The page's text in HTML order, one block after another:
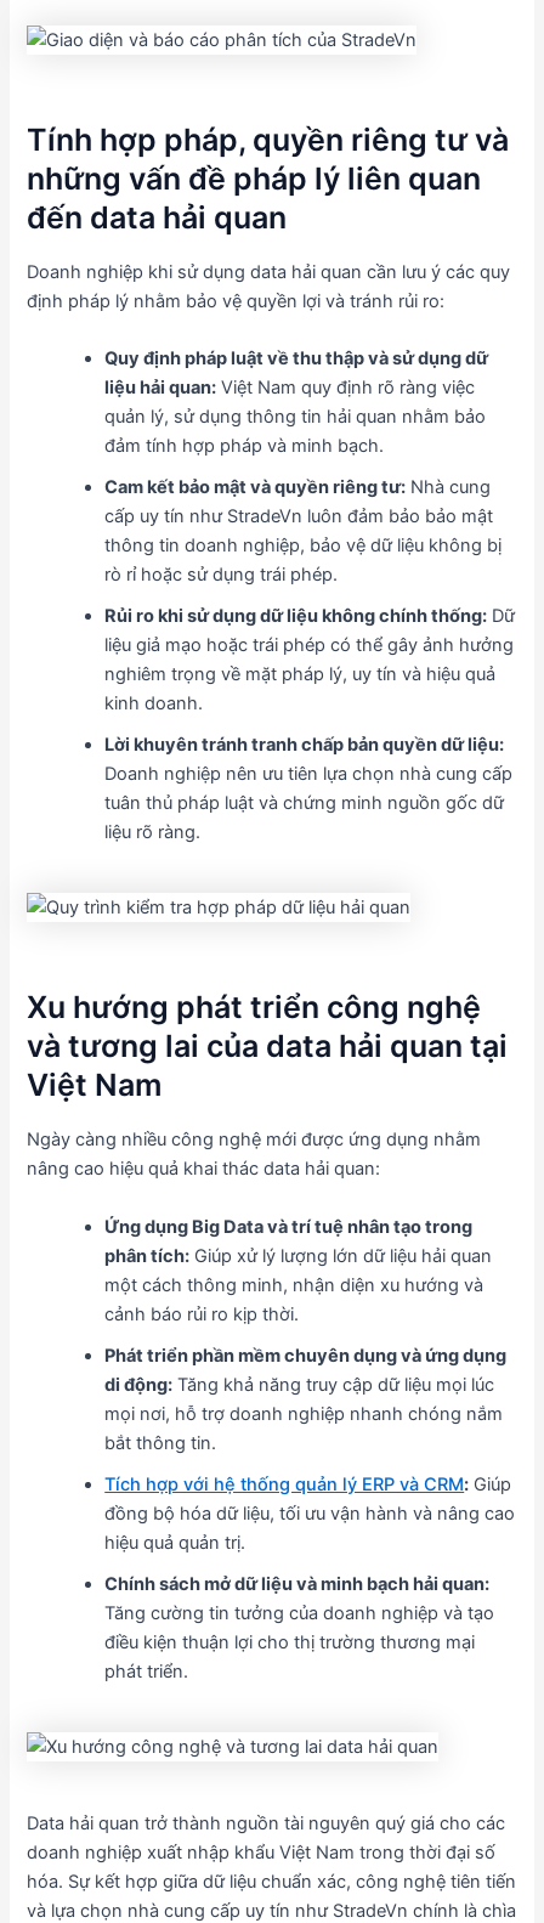
Tính hợp pháp, quyền riêng tư và
những vấn đề pháp lý liên quan
đến data hải quan
Doanh nghiệp khi sử dụng data hải quan cần lưu ý các quy
định pháp lý nhằm bảo vệ quyền lợi và tránh rủi ro:
Quy định pháp luật về thu thập và sử dụng dữ
liệu hải quan: Việt Nam quy định rõ ràng việc
quản lý, sử dụng thông tin hải quan nhằm bảo
đảm tính hợp pháp và minh bạch.
Cam kết bảo mật và quyền riêng tư: Nhà cung
cấp uy tín như StradeVn luôn đảm bảo bảo mật
thông tin doanh nghiệp, bảo vệ dữ liệu không bị
rò rỉ hoặc sử dụng trái phép.
Rủi ro khi sử dụng dữ liệu không chính thống: Dữ
liệu giả mạo hoặc trái phép có thể gây ảnh hưởng
nghiêm trọng về mặt pháp lý, uy tín và hiệu quả
kinh doanh.
Lời khuyên tránh tranh chấp bản quyền dữ liệu:
Doanh nghiệp nên ưu tiên lựa chọn nhà cung cấp
tuân thủ pháp luật và chứng minh nguồn gốc dữ
liệu rõ ràng.
Xu hướng phát triển công nghệ
và tương lai của data hải quan tại
Việt Nam
Ngày càng nhiều công nghệ mới được ứng dụng nhằm
nâng cao hiệu quả khai thác data hải quan:
Ứng dụng Big Data và trí tuệ nhân tạo trong
phân tích: Giúp xử lý lượng lớn dữ liệu hải quan
một cách thông minh, nhận diện xu hướng và
cảnh báo rủi ro kịp thời.
Phát triển phần mềm chuyên dụng và ứng dụng
di động: Tăng khả năng truy cập dữ liệu mọi lúc
mọi nơi, hỗ trợ doanh nghiệp nhanh chóng nắm
bắt thông tin.
Tích hợp với hệ thống quản lý ERP và CRM: Giúp
đồng bộ hóa dữ liệu, tối ưu vận hành và nâng cao
hiệu quả quản trị.
Chính sách mở dữ liệu và minh bạch hải quan:
Tăng cường tin tưởng của doanh nghiệp và tạo
điều kiện thuận lợi cho thị trường thương mại
phát triển.
Data hải quan trở thành nguồn tài nguyên quý giá cho các
doanh nghiệp xuất nhập khẩu Việt Nam trong thời đại số
hóa. Sự kết hợp giữa dữ liệu chuẩn xác, công nghệ tiên tiến
và lựa chọn nhà cung cấp uy tín như StradeVn chính là chìa